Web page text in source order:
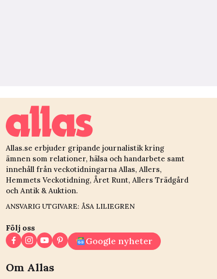
Allas.se erbjuder gripande journalistik kring
ämnen som relationer, hälsa och handarbete samt
innehåll från veckotidningarna Allas, Allers,
Hemmets Veckotidning, Året Runt, Allers Trädgård
och Antik & Auktion.
ANSVARIG UTGIVARE: ÅSA LILIEGREN
Följ oss
Google nyheter
Om Allas